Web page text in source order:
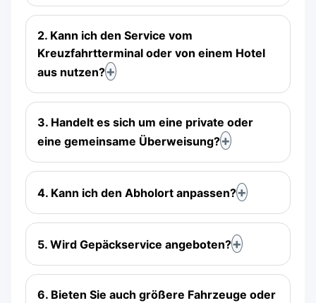
2. Kann ich den Service vom
Kreuzfahrtterminal oder von einem Hotel
aus nutzen?
3. Handelt es sich um eine private oder
eine gemeinsame Überweisung?
4. Kann ich den Abholort anpassen?
5. Wird Gepäckservice angeboten?
6. Bieten Sie auch größere Fahrzeuge oder